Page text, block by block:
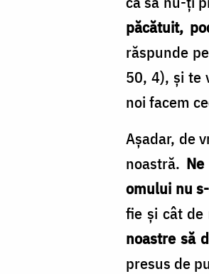
păcătuit,
răspunde
50, 4), şi te
noi facem
Aşadar, de
noastră.
omului nu
fie şi cât
noastre să
presus de